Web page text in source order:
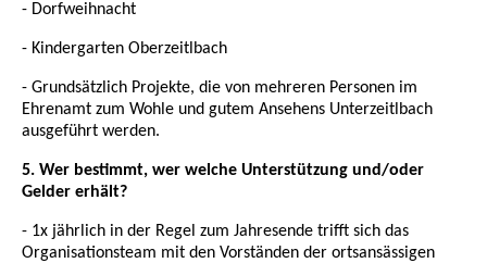
- Dorfweihnacht
- Kindergarten Oberzeitlbach
- Grundsätzlich Projekte, die von mehreren Personen im
Ehrenamt zum Wohle und gutem Ansehens Unterzeitlbach
ausgeführt werden.
5. Wer bestimmt, wer welche Unterstützung und/oder
Gelder erhält?
- 1x jährlich in der Regel zum Jahresende trifft sich das
Organisationsteam mit den Vorständen der ortsansässigen